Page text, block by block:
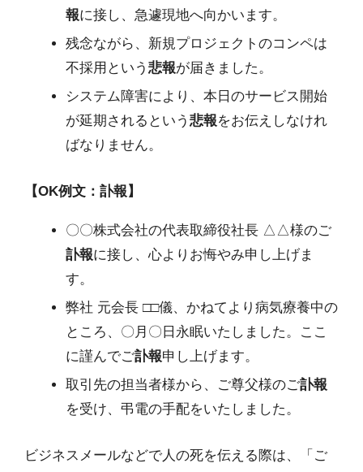
報に接し、急遽現地へ向かいます。
残念ながら、新規プロジェクトのコンペは
不採用という 悲報が届きました。
システム障害により、本日のサービス開始
が延期されるという 悲報をお伝えしなけれ
ばなりません。
【OK例文：訃報】
〇〇株式会社の代表取締役社長 △△様のご
訃報に接し、心よりお悔やみ申し上げま
す。
弊社 元会長 □□儀、かねてより病気療養中の
ところ、〇月〇日永眠いたしました。ここ
に謹んでご訃報申し上げます。
取引先の担当者様から、ご尊父様のご訃報
を受け、弔電の手配をいたしました。
ビジネスメールなどで人の死を伝える際は、「ご